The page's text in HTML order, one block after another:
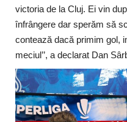
victoria de la Cluj. Ei vin
înfrângere dar sperăm să
contează dacă primim gol,
meciul’’, a declarat Dan